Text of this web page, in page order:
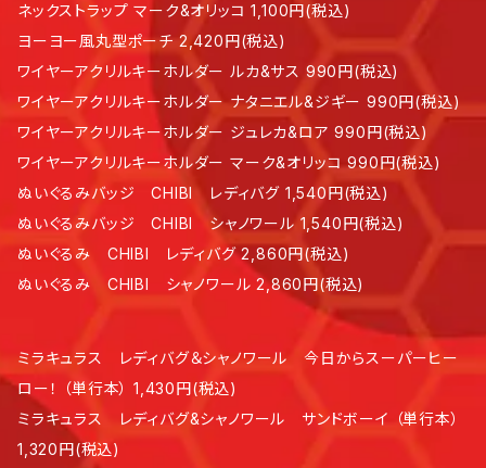
ネックストラップ マーク&オリッコ 1,100円(税込)
ヨーヨー風丸型ポーチ 2,420円(税込)
ワイヤーアクリルキーホルダー ルカ&サス 990円(税込)
ワイヤーアクリルキーホルダー ナタニエル&ジギー 990円(税込)
ワイヤーアクリルキーホルダー ジュレカ&ロア 990円(税込)
ワイヤーアクリルキーホルダー マーク&オリッコ 990円(税込)
ぬいぐるみバッジ CHIBI レディバグ 1,540円(税込)
ぬいぐるみバッジ CHIBI シャノワール 1,540円(税込)
ぬいぐるみ CHIBI レディバグ 2,860円(税込)
ぬいぐるみ CHIBI シャノワール 2,860円(税込)
ミラキュラス レディバグ＆シャノワール 今日からスーパーヒー
ロー！ （単行本） 1,430円(税込)
ミラキュラス レディバグ&シャノワール サンドボーイ （単行本）
1,320円(税込)